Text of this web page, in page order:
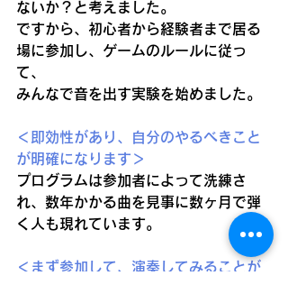
ないか？と考えました。
ですから、初心者から経験者まで居る
場に参加し、ゲームのルールに従っ
て、
みんなで音を出す実験を始めました。
＜即効性があり、自分のやるべきこと
が明確になります＞
プログラムは参加者によって洗練さ
れ、数年かかる曲を見事に数ヶ月で弾
く人も現れています。
＜まず参加して、演奏してみることが